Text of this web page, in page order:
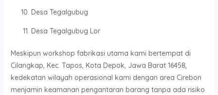
Desa Tegalgubug
Desa Tegalgubug Lor
Meskipun workshop fabrikasi utama kami bertempat di
Cilangkap, Kec. Tapos, Kota Depok, Jawa Barat 16458,
kedekatan wilayah operasional kami dengan area Cirebon
menjamin keamanan pengantaran barang tanpa ada risiko